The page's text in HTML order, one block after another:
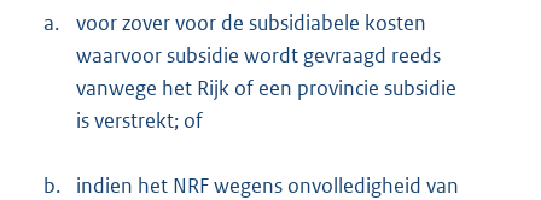
a.
voor zover voor de subsidiabele kosten
waarvoor subsidie wordt gevraagd reeds
vanwege het Rijk of een provincie subsidie
is verstrekt; of
b.
indien het NRF wegens onvolledigheid van